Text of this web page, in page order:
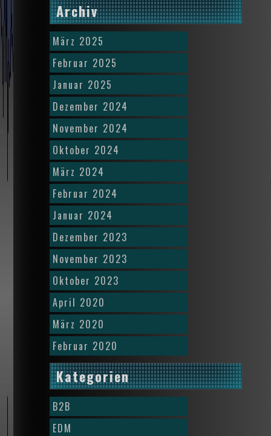
Archiv
März 2025
Februar 2025
Januar 2025
Dezember 2024
November 2024
Oktober 2024
März 2024
Februar 2024
Januar 2024
Dezember 2023
November 2023
Oktober 2023
April 2020
März 2020
Februar 2020
Kategorien
B2B
EDM